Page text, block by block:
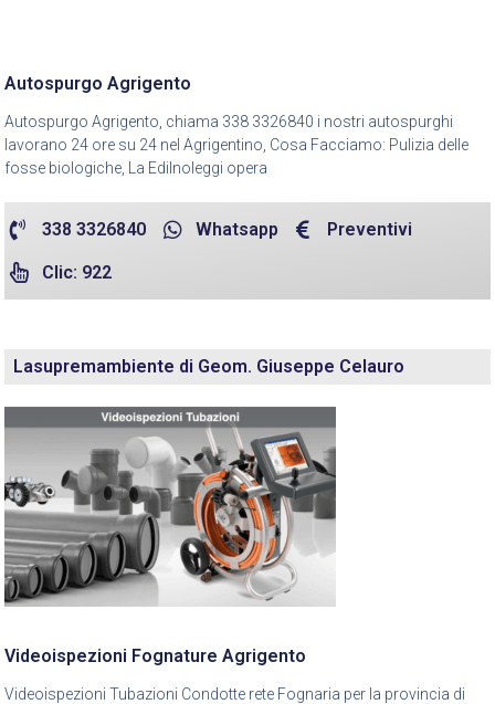
Autospurgo Agrigento
Autospurgo Agrigento, chiama 338 3326840 i nostri autospurghi
lavorano 24 ore su 24 nel Agrigentino, Cosa Facciamo: Pulizia delle
fosse biologiche, La Edilnoleggi opera
338 3326840 Whatsapp Preventivi
Clic: 922
Lasupremambiente di Geom. Giuseppe Celauro
Videoispezioni Fognature Agrigento
Videoispezioni Tubazioni Condotte rete Fognaria per la provincia di